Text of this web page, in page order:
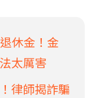
休金！金
太厲害
律師揭詐騙